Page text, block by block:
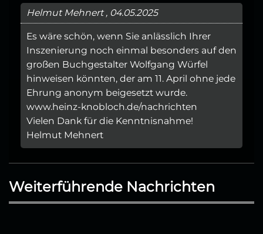
Helmut Mehnert , 04.05.2025
Es wäre schön, wenn Sie anlässlich Ihrer
Inszenierung noch einmal besonders auf den
großen Buchgestalter Wolfgang Würfel
hinweisen könnten, der am 11. April ohne jede
Ehrung anonym beigesetzt wurde.
www.heinz-knobloch.de/nachrichten
Vielen Dank für die Kenntnisnahme!
Helmut Mehnert
Weiterführende Nachrichten